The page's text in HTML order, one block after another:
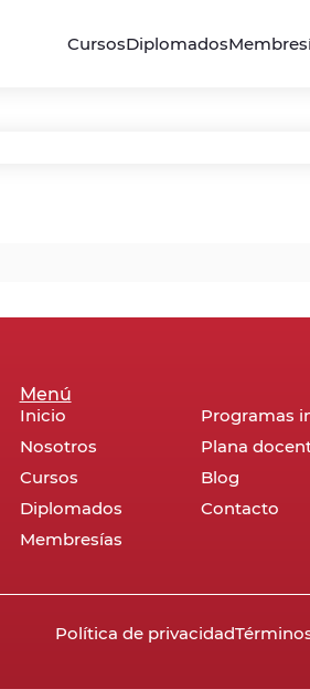
CursosDiplomados
Menú
Inicio
Nosotros
Cursos
Diplomados
Membresías
Programas
Plana
Blog
Contacto
Política de privacidad